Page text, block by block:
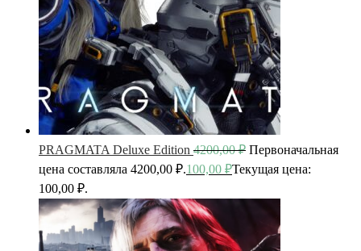
PRAGMATA Deluxe Edition 4200,00₽ Первоначальная
цена составляла 4200,00 ₽.100,00 ₽Текущая цена:
100,00 ₽.